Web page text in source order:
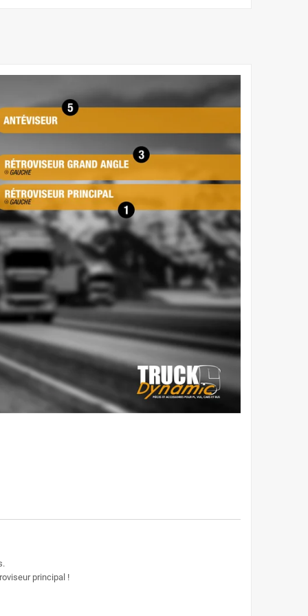
principal !